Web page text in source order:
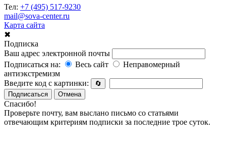
Тел: +7 (495) 517-9230
mail@sova-center.ru
Карта сайта
✖
Подписка
Ваш адрес электронной почты
Подписаться на:
Весь сайт
Неправомерный
антиэкстремизм
Введите код с картинки:
🔄
Подписаться
Отмена
Спасибо!
Проверьте почту, вам выслано письмо со статьями
отвечающим критериям подписки за последние трое суток.